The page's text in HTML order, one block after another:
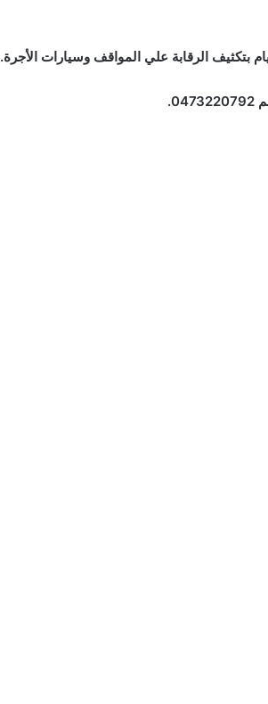
بتكثيف الرقابة علي المواقف وسيارات الأجرة.